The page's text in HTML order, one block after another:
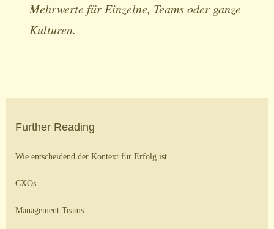
Mehrwerte für Einzelne, Teams oder ganze
Kulturen.
Further Reading
Wie entscheidend der Kontext für Erfolg ist
CXOs
Management Teams